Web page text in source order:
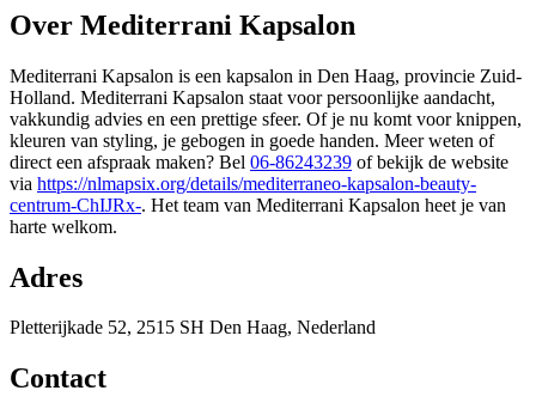
+
Over Mediterrani Kapsalon
Mediterrani Kapsalon is een kapsalon in Den Haag, provincie Zuid-
Holland. Mediterrani Kapsalon staat voor persoonlijke aandacht,
vakkundig advies en een prettige sfeer. Of je nu komt voor knippen,
kleuren van styling, je gebogen in goede handen. Meer weten of
direct een afspraak maken? Bel 06-86243239 of bekijk de website
via https://nlmapsix.org/details/mediterraneo-kapsalon-beauty-
centrum-ChIJRx-. Het team van Mediterrani Kapsalon heet je van
harte welkom.
Adres
Pletterijkade 52, 2515 SH Den Haag, Nederland
Contact